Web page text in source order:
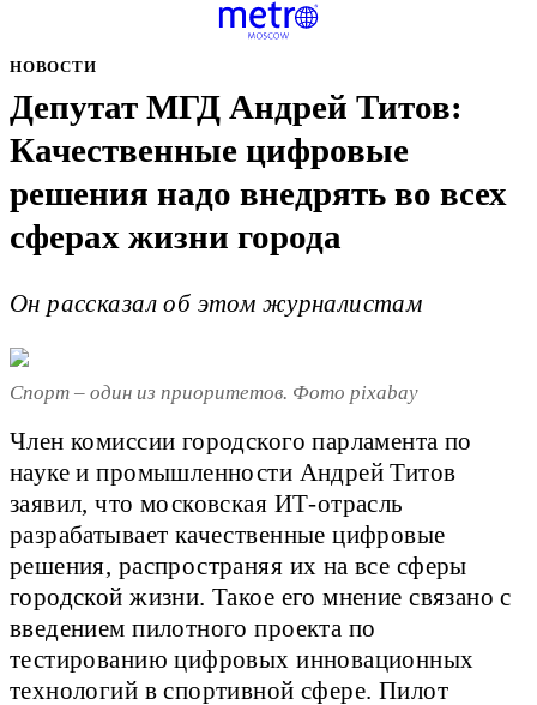
НОВОСТИ
Депутат МГД Андрей Титов:
Качественные цифровые
решения надо внедрять во всех
сферах жизни города
Он рассказал об этом журналистам
Спорт – один из приоритетов. Фото pixabay
Член комиссии городского парламента по
науке и промышленности Андрей Титов
заявил, что московская ИТ-отрасль
разрабатывает качественные цифровые
решения, распространяя их на все сферы
городской жизни. Такое его мнение связано с
введением пилотного проекта по
тестированию цифровых инновационных
технологий в спортивной сфере. Пилот